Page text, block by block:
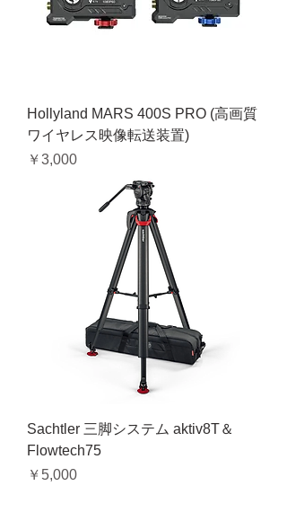
Hollyland MARS 400S PRO (高画質
ワイヤレス映像転送装置)
価格
￥3,000
Sachtler 三脚システム aktiv8T＆
Flowtech75
価格
￥5,000